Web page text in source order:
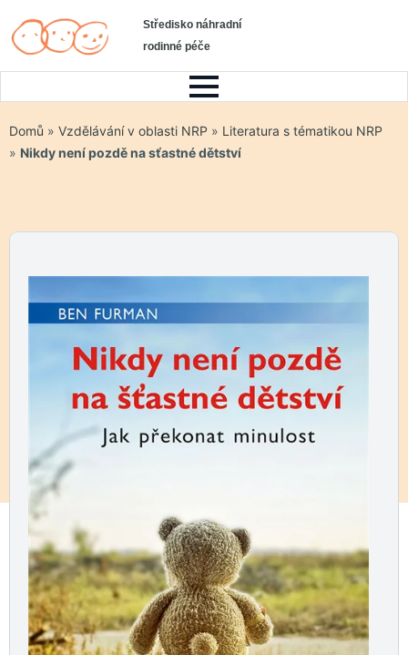
Středisko náhradní
rodinné péče
Domů » Vzdělávání v oblasti NRP » Literatura s tématikou NRP
» Nikdy není pozdě na sťastné dětství